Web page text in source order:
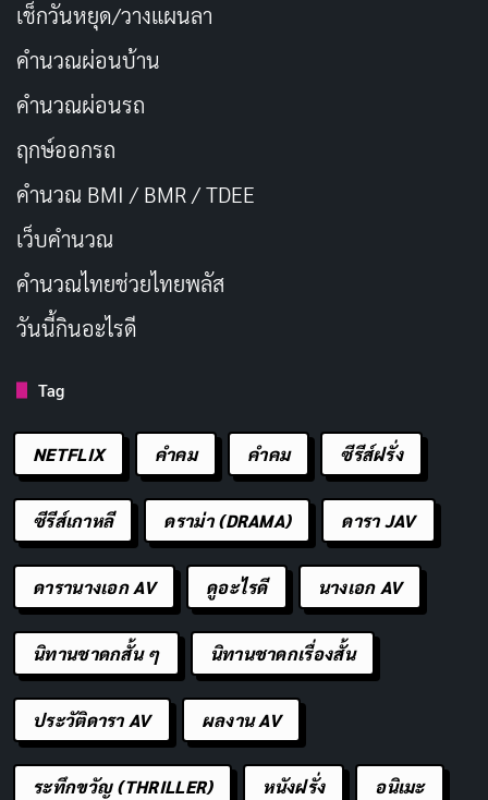
ผู้กำกับ: Ariel Vromen
จำนวนตอน/ความยาว: 1 ชั่วโมง 46 นาที
เรตติ้ง IMDb: 6.8/10
18. The Equalizer (2014)
“The Equalizer” (2014) เป็นหนังแอ็กชัน-ระทึกขวัญที่เล่า
เรื่องราวของโรเบิร์ต แมคคอล ชายผู้เคยเป็นเจ้าหน้าที่
ปฏิบัติการลับที่ปลอมตัวว่าเสียชีวิตเพื่อเริ่มต้นชีวิตใหม่
อย่างสงบในบอสตัน แมคคอลใช้ชีวิตเงียบๆ และทำงานใน
ร้านฮาร์ดแวร์ แต่เมื่อเขาได้พบกับเทรี เด็กสาวที่ตกอยู่ใน
อำนาจของแก๊งมาเฟียรัสเซียผู้โหดเหี้ยม เขาจึงตัดสินใจ
กลับเข้าสู่โลกแห่งความรุนแรงอีกครั้งเพื่อช่วยเหลือเธอ
แมคคอลต้องเผชิญหน้ากับอดีตที่เขาพยายามหลีกหนีและ
ต่อกรกับแก๊งมาเฟียที่ทรงอิทธิพล เขาใช้ทักษะการต่อสู้
เช็กวันหยุด/วางแผนลา
คำนวณผ่อนบ้าน
คำนวณผ่อนรถ
ฤกษ์ออกรถ
คำนวณ BMI / BMR / TDEE
เว็บคํานวณ
คํานวณไทยช่วยไทยพลัส
วันนี้กินอะไรดี
Tag
NETFLIX คำคม คําคม ซีรีส์ฝรั่ง
ซีรีส์เกาหลี ดราม่า (DRAMA) ดารา JAV
ดารานางเอก AV ดูอะไรดี นางเอก AV
นิทานชาดกสั้น ๆ นิทานชาดกเรื่องสั้น
ประวัติดารา AV ผลงาน AV
ระทึกขวัญ (THRILLER) หนังฝรั่ง อนิเมะ